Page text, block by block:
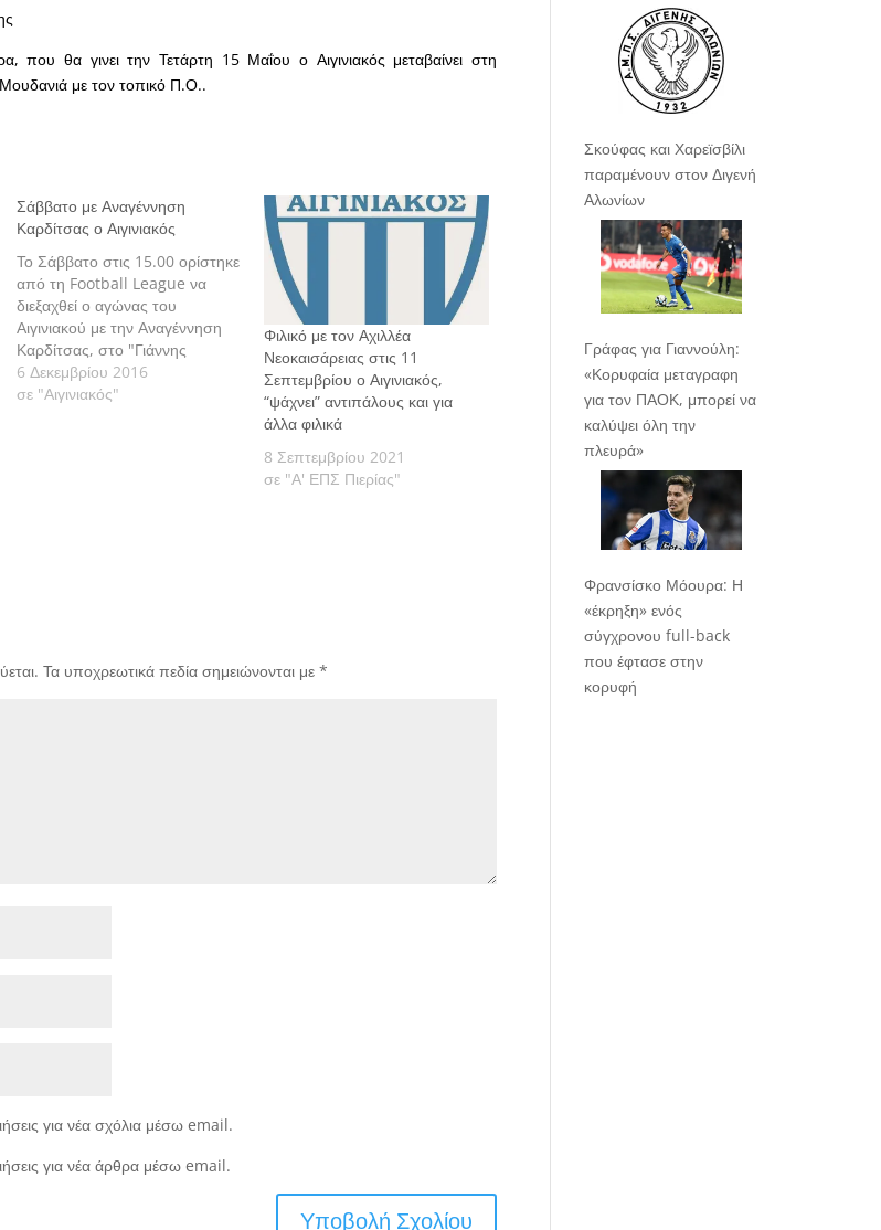
που θα γινει την Τετάρτη 15 Μαΐου ο Αιγινιακός μεταβαίνει στη
Μουδανιά με τον τοπικό Π.Ο..
Σάββατο με Αναγέννηση
Καρδίτσας ο Αιγινιακός
Το Σάββατο στις 15.00 ορίστηκε
από τη Football League να
διεξαχθεί ο αγώνας του
Αιγινιακού με την Αναγέννηση
Καρδίτσας, στο "Γιάννης
Παραλυκίδης", για την 5η
αγωνιστική της Football
6 Δεκεμβρίου 2016
σε "Αιγινιακός"
Φιλικό με τον Αχιλλέα
Νεοκαισάρειας στις 11
Σεπτεμβρίου ο Αιγινιακός,
“ψάχνει” αντιπάλους και για
άλλα φιλικά
8 Σεπτεμβρίου 2021
σε "Α' ΕΠΣ Πιερίας"
Τα υποχρεωτικά πεδία σημειώνονται με *
για νέα σχόλια μέσω email.
για νέα άρθρα μέσω email.
Σκούφας και Χαρεϊσβίλι
παραμένουν στον Διγενή
Αλωνίων
Γράφας για Γιαννούλη:
«Κορυφαία μεταγραφη
για τον ΠΑΟΚ, μπορεί να
καλύψει όλη την
πλευρά»
Φρανσίσκο Μόουρα: Η
«έκρηξη» ενός
σύγχρονου full-back
που έφτασε στην
κορυφή